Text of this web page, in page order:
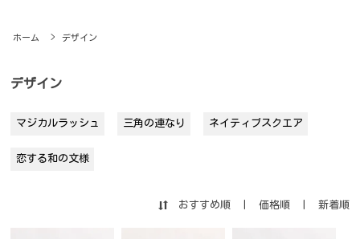
ホーム > デザイン
デザイン
マジカルラッシュ 三角の連なり ネイティブスクエア
恋する和の文様
おすすめ順| 価格順| 新着順